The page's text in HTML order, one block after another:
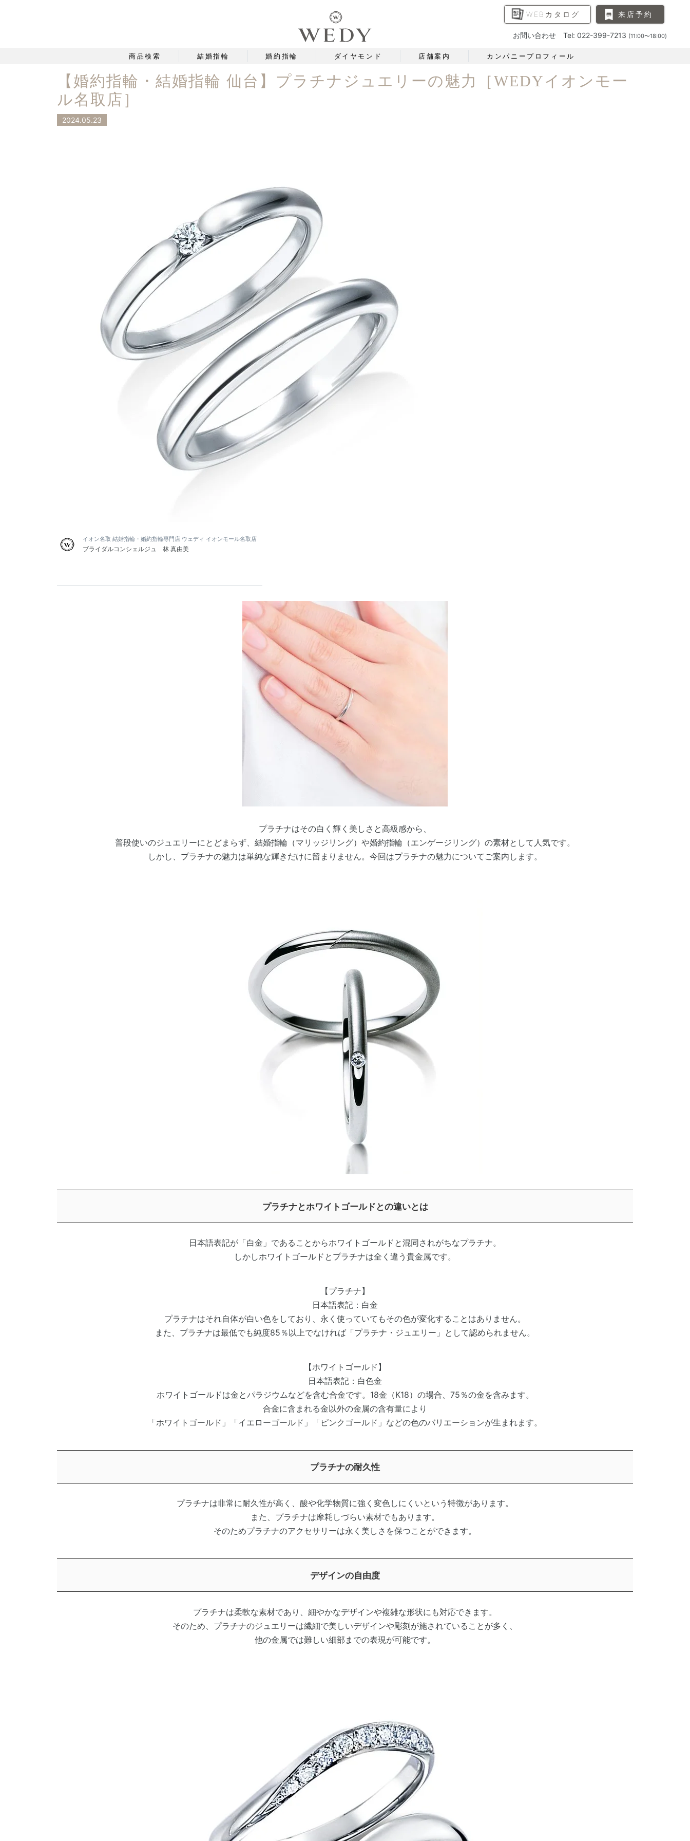
WEBカタログ 来店予約
お問い合わせ Tel: 022-399-7213 (11:00〜18:00)
商品検索 結婚指輪 婚約指輪 ダイヤモンド 店舗案内 カンパニープロフィール
【婚約指輪・結婚指輪 仙台】プラチナジュエリーの魅力［WEDYイオンモー
ル名取店］
2024.05.23
イオン名取 結婚指輪・婚約指輪専門店 ウェディ イオンモール名取店
ブライダルコンシェルジュ 林 真由美
プラチナはその白く輝く美しさと高級感から、
普段使いのジュエリーにとどまらず、結婚指輪（マリッジリング）や婚約指輪（エンゲージリング）の素材として人気です。
しかし、プラチナの魅力は単純な輝きだけに留まりません。今回はプラチナの魅力についてご案内します。
プラチナとホワイトゴールドとの違いとは
日本語表記が「白金」であることからホワイトゴールドと混同されがちなプラチナ。
しかしホワイトゴールドとプラチナは全く違う貴金属です。
【プラチナ】
日本語表記：白金
プラチナはそれ自体が白い色をしており、永く使っていてもその色が変化することはありません。
また、プラチナは最低でも純度85％以上でなければ「プラチナ・ジュエリー」として認められません。
【ホワイトゴールド】
日本語表記：白色金
ホワイトゴールドは金とパラジウムなどを含む合金です。18金（K18）の場合、75％の金を含みます。
合金に含まれる金以外の金属の含有量により
「ホワイトゴールド」「イエローゴールド」「ピンクゴールド」などの色のバリエーションが生まれます。
プラチナの耐久性
プラチナは非常に耐久性が高く、酸や化学物質に強く変色しにくいという特徴があります。
また、プラチナは摩耗しづらい素材でもあります。
そのためプラチナのアクセサリーは永く美しさを保つことができます。
デザインの自由度
プラチナは柔軟な素材であり、細やかなデザインや複雑な形状にも対応できます。
そのため、プラチナのジュエリーは繊細で美しいデザインや彫刻が施されていることが多く、
他の金属では難しい細部までの表現が可能です。